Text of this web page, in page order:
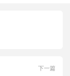
下一篇